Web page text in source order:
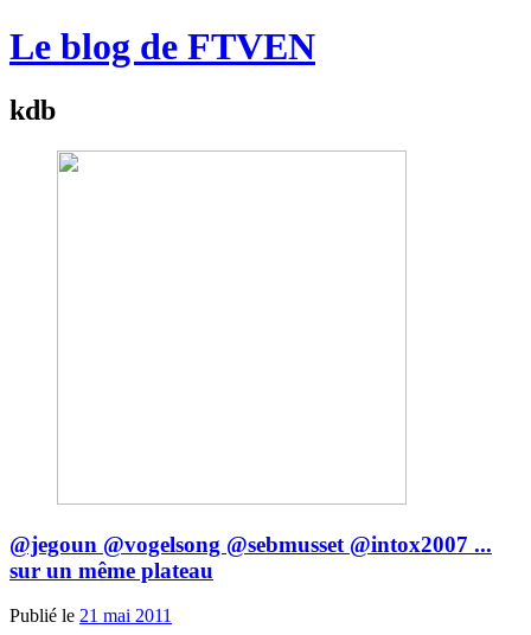
Le blog de FTVEN
kdb
@jegoun @vogelsong @sebmusset @intox2007 ...
sur un même plateau
Publié le 21 mai 2011